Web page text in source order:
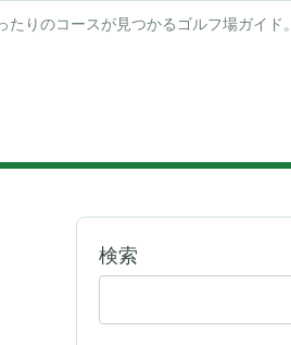
りのコースが見つかるゴルフ場ガイド。
検索